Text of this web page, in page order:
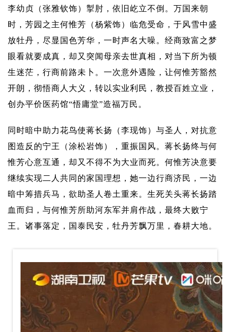
李幼贞（张雅钦饰）掣肘，依旧屹立不倒。万国来朝
时，芳园之主何惟芳（杨紫饰）临危受命，于风雪中盛
放牡丹，尽显国色芳华，一时声名大噪。经商致富之梦
眼看就要成真，却又突闻母亲去世真相，对当下所为顿
生迷茫，行商前路未卜。 一次意外遇险，让何惟芳豁然
开朗，彻悟商人大义，转以实业利民，教授百姓立业，
创办平价医药馆“悟庸堂”造福万民。
同时暗中助力花鸟使蒋长扬（李现饰）与圣人，对抗意
图造反的宁王（涂松岩饰），重振国风。蒋长扬终与何
惟芳心意互通，却又不得不为大业而死。何惟芳决意要
继续实现二人共同的家国理想，她一边行商济民，一边
暗中筹措兵马，欲助圣人卷土重来。生死关头蒋长扬踏
血而归，与何惟芳所助河东军并肩作战，最终大败宁
王。诸事落定，国泰民安，牡丹芳飘万里，春耕大地。